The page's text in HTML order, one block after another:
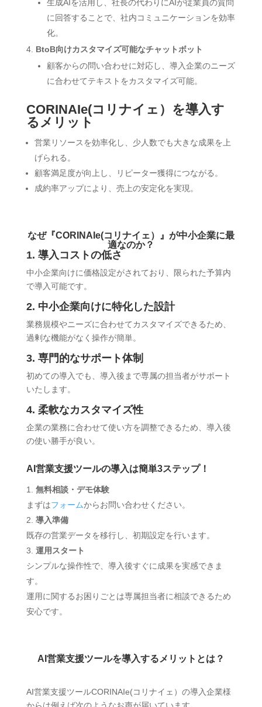
生成AIを活用し、社長の代わりにAIが従業員の質問
に回答することで、社内コミュニケーションを効率
化。
BtoB向けカスタマイズ可能なチャットボット
顧客からの問い合わせに対応し、導入企業のニーズ
に合わせてテキストをカスタマイズ可能。
CORINAIe(コリナイェ）を導入す
るメリット
営業リソースを効率化し、少人数でも大きな成果を上
げられる。
顧客満足度が向上し、リピーター獲得につながる。
成約率アップにより、売上の安定化を実現。
なぜ『CORINAIe(コリナイェ）』が中小企業に最
適なのか？
1. 導入コストの低さ
中小企業向けに価格設定がされており、限られた予算内
で導入可能です。
2. 中小企業向けに特化した設計
業務規模やニーズに合わせてカスタマイズできるため、
過剰な機能がなく操作が簡単。
3. 専門的なサポート体制
初めての導入でも、導入後まで専属の担当者がサポート
いたします。
4. 柔軟なカスタマイズ性
企業の業務に合わせて使い方を調整できるため、導入後
の使い勝手が良い。
AI営業支援ツールの導入は簡単3ステップ！
無料相談・デモ体験
まずはフォームからお問い合わせください。
導入準備
既存の営業データを移行し、初期設定を行います。
運用スタート
シンプルな操作性で、導入後すぐに成果を実感できま
す。
運用に関するお困りごとは専属担当者に相談できるため
安心です。
AI営業支援ツールを導入するメリットとは？
AI営業支援ツールCORINAIe(コリナイェ）の導入企業様